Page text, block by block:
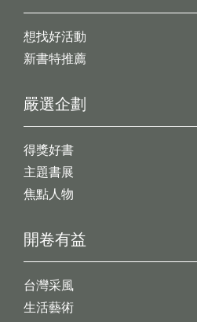
想找好活動
新書特推薦
開卷有益
台灣采風
生活藝術
嚴選企劃
得獎好書
主題書展
焦點人物